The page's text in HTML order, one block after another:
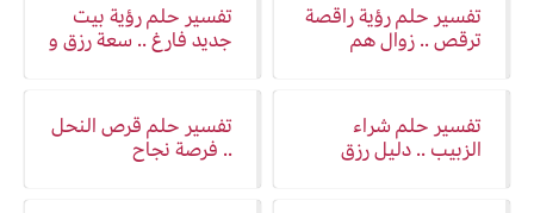
تفسير حلم رؤية راقصة
ترقص .. زوال هم
تفسير حلم رؤية بيت
جديد فارغ .. سعة رزق و
تفسير حلم شراء
الزبيب .. دليل رزق
تفسير حلم قرص النحل
.. فرصة نجاح